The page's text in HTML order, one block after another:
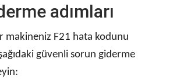
adımları
makineniz F21 hata kodunu
güvenli sorun giderme